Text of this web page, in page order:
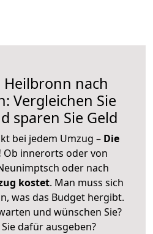
Heilbronn nach
Vergleichen Sie
sparen Sie Geld
bei jedem Umzug – Die
Ob innerorts oder von
oder nach
kostet. Man muss sich
was das Budget hergibt.
und wünschen Sie?
dafür ausgeben?